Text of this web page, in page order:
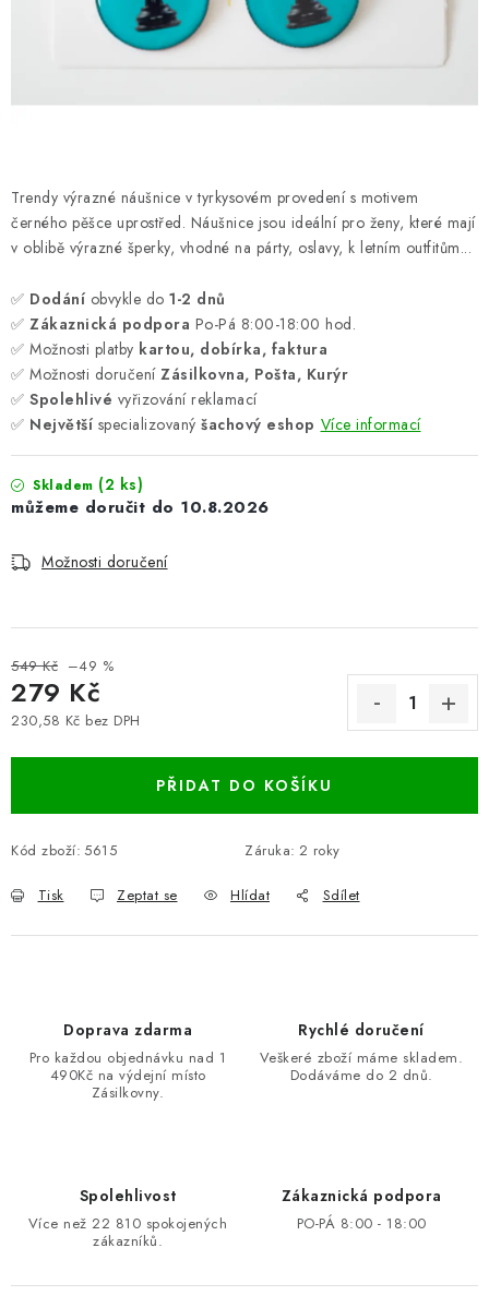
ŠACHOVÝ MERCH
O nás Blog Kontakt Obchodní podmínky FAQ
Trendy výrazné náušnice v tyrkysovém provedení s motivem
černého pěšce uprostřed. Náušnice jsou ideální pro ženy, které mají
v oblibě výrazné šperky, vhodné na párty, oslavy, k letním outfitům...
✅ Dodání obvykle do 1-2 dnů
✅ Zákaznická podpora Po-Pá 8:00-18:00 hod.
✅ Možnosti platby kartou, dobírka, faktura
✅ Možnosti doručení Zásilkovna, Pošta, Kurýr
✅ Spolehlivé vyřizování reklamací
✅ Největší specializovaný šachový eshop Více informací
Skladem (2 ks)
10.8.2026
Možnosti doručení
549 Kč –49 %
279 Kč
230,58 Kč bez DPH
PŘIDAT DO KOŠÍKU
Kód zboží: 5615 Záruka: 2 roky
Tisk Zeptat se Hlídat Sdílet
Doprava zdarma
Pro každou objednávku nad 1
490Kč na výdejní místo
Zásilkovny.
Rychlé doručení
Veškeré zboží máme skladem.
Dodáváme do 2 dnů.
Spolehlivost
Více než 22 810 spokojených
zákazníků.
Zákaznická podpora
PO-PÁ 8:00 - 18:00